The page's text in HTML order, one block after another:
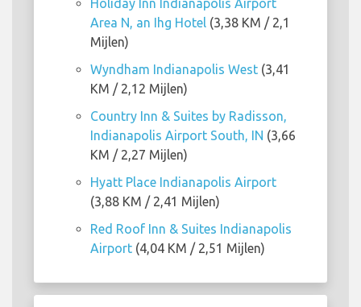
Holiday Inn Indianapolis Airport
Area N, an Ihg Hotel (3,38 KM / 2,1
Mijlen)
Wyndham Indianapolis West (3,41
KM / 2,12 Mijlen)
Country Inn & Suites by Radisson,
Indianapolis Airport South, IN (3,66
KM / 2,27 Mijlen)
Hyatt Place Indianapolis Airport
(3,88 KM / 2,41 Mijlen)
Red Roof Inn & Suites Indianapolis
Airport (4,04 KM / 2,51 Mijlen)